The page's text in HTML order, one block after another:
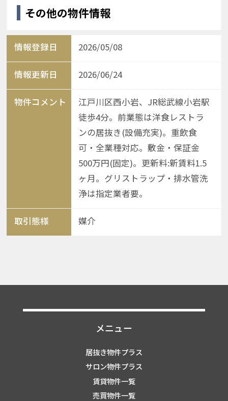
その他の物件情報
情報登録日 2026/05/08
情報更新日 2026/06/24
物件コメント
江戸川区西小岩、JR総武線小岩駅
徒歩4分。前業態は洋食レストラ
ンの居抜き(設備充実)。重飲食
可・全業種対応。敷金・保証金
500万円(固定)。更新料:新賃料1.5
ヶ月。グリストラップ・排水管洗
浄は指定業者要。
取引態様 媒介
メニュー
居抜き物件プラス
サロン物件プラス
賃貸物件一覧
売買物件一覧